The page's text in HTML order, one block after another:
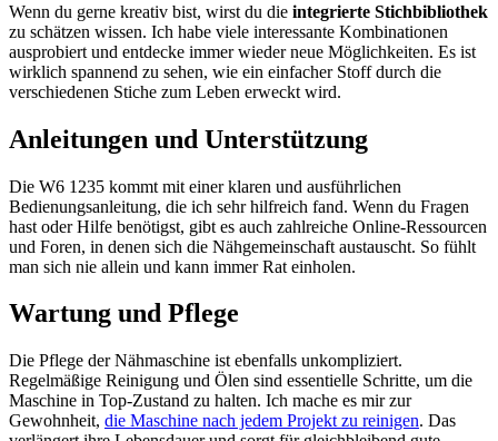
Wenn⁤ du gerne‍ kreativ bist, wirst du die‌ integrierte Stichbibliothek
zu⁢ schätzen wissen. Ich habe viele interessante Kombinationen
ausprobiert und entdecke immer wieder ​neue ​Möglichkeiten. Es ist
wirklich spannend zu sehen, wie‌ ein einfacher Stoff durch die
verschiedenen⁤ Stiche zum Leben erweckt wird.
Anleitungen und Unterstützung
Die W6 1235 kommt ⁤mit einer ‌klaren ​und ausführlichen‍
Bedienungsanleitung, die ich sehr hilfreich fand. Wenn ‍du Fragen
‌hast oder Hilfe benötigst, gibt es⁤ auch⁢ zahlreiche Online-Ressourcen
und Foren, in denen sich die Nähgemeinschaft austauscht. So fühlt
man sich nie‍ allein ‌und kann immer Rat einholen.
Wartung und Pflege
Die Pflege der Nähmaschine ist ebenfalls unkompliziert.
Regelmäßige Reinigung und ⁤Ölen ​sind ​essentielle Schritte, um die
Maschine in Top-Zustand zu halten. Ich mache ​es mir zur
Gewohnheit, die Maschine nach jedem Projekt zu reinigen. Das